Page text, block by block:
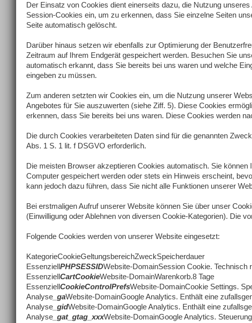
Der Einsatz von Cookies dient einerseits dazu, die Nutzung
Session-Cookies ein, um zu erkennen, dass Sie einzelne Seiten
Seite automatisch gelöscht.
Darüber hinaus setzen wir ebenfalls zur Optimierung der
Zeitraum auf Ihrem Endgerät gespeichert werden. Besuchen Sie
automatisch erkannt, dass Sie bereits bei uns waren und welche
eingeben zu müssen.
Zum anderen setzten wir Cookies ein, um die Nutzung unserer
Angebotes für Sie auszuwerten (siehe Ziff. 5). Diese Cookies
erkennen, dass Sie bereits bei uns waren. Diese Cookies werden
Die durch Cookies verarbeiteten Daten sind für die genannten
Abs. 1 S. 1 lit. f DSGVO erforderlich.
Die meisten Browser akzeptieren Cookies automatisch. Sie
Computer gespeichert werden oder stets ein Hinweis erscheint,
kann jedoch dazu führen, dass Sie nicht alle Funktionen unserer
Bei erstmaligen Aufruf unserer Website können Sie über unser
(Einwilligung oder Ablehnen von diversen Cookie-Kategorien). Die
Folgende Cookies werden von unserer Website eingesetzt:
KategorieCookieGeltungsbereichZweckSpeicherdauer
EssenziellPHPSESSIDWebsite-DomainSession Cookie. Technisch
EssenziellCartCookieWebsite-DomainWarenkorb.8 Tage
EssenziellCookieControlPrefsWebsite-DomainCookie Settings.
Analyse _gaWebsite-DomainGoogle Analytics. Enthält eine
Analyse _gidWebsite-DomainGoogle Analytics. Enthält eine
Analyse _gat_gtag_xxxWebsite-DomainGoogle Analytics.